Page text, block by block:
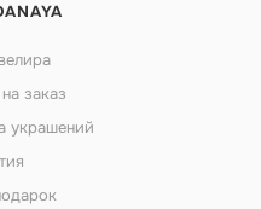
заказ
украшений